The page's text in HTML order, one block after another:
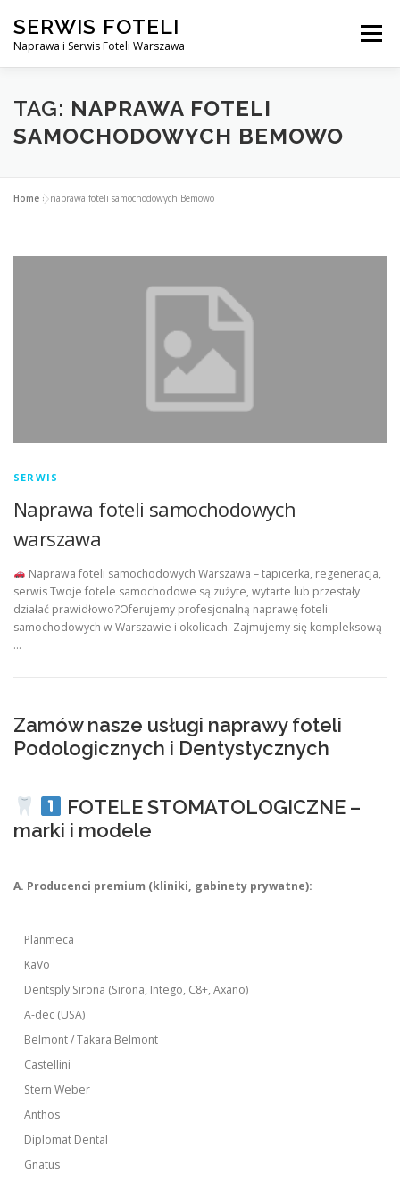
treści
SERWIS FOTELI
Naprawa i Serwis Foteli Warszawa
Menu
NAPRAWA FOTELI DENTYSTYCZNE I MEDYCZNE
TAG: NAPRAWA FOTELI
SAMOCHODOWYCH BEMOWO
Home »naprawa foteli samochodowych Bemowo
SERWIS
Naprawa foteli samochodowych
warszawa
Naprawa foteli samochodowych Warszawa – tapicerka, regeneracja,
serwis Twoje fotele samochodowe są zużyte, wytarte lub przestały
działać prawidłowo?Oferujemy profesjonalną naprawę foteli
samochodowych w Warszawie i okolicach. Zajmujemy się kompleksową
…
Zamów nasze usługi naprawy foteli
Podologicznych i Dentystycznych
FOTELE STOMATOLOGICZNE –
marki i modele
A. Producenci premium (kliniki, gabinety prywatne):
Planmeca
KaVo
Dentsply Sirona (Sirona, Intego, C8+, Axano)
A-dec (USA)
Belmont / Takara Belmont
Castellini
Stern Weber
Anthos
Diplomat Dental
Gnatus